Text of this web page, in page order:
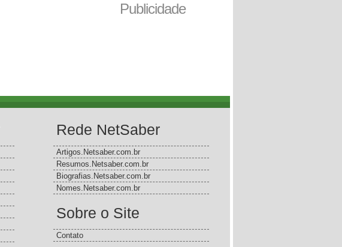
Publicidade
Rede NetSaber
Artigos.Netsaber.com.br
Resumos.Netsaber.com.br
Biografias.Netsaber.com.br
Nomes.Netsaber.com.br
Sobre o Site
Contato